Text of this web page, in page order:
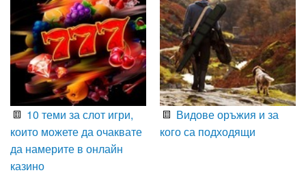
10 теми за слот игри,
които можете да очаквате
да намерите в онлайн
казино
Видове оръжия и за
кого са подходящи